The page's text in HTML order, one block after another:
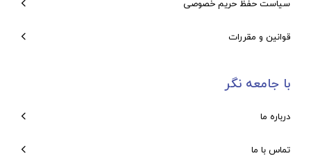
سیاست حفظ حریم خصوصی
قوانین و مقررات
با جامعه نگر
درباره ما
تماس با ما